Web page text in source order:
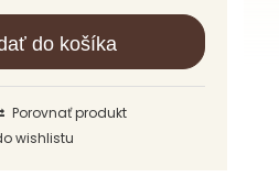
do košíka
Porovnať produkt
wishlistu